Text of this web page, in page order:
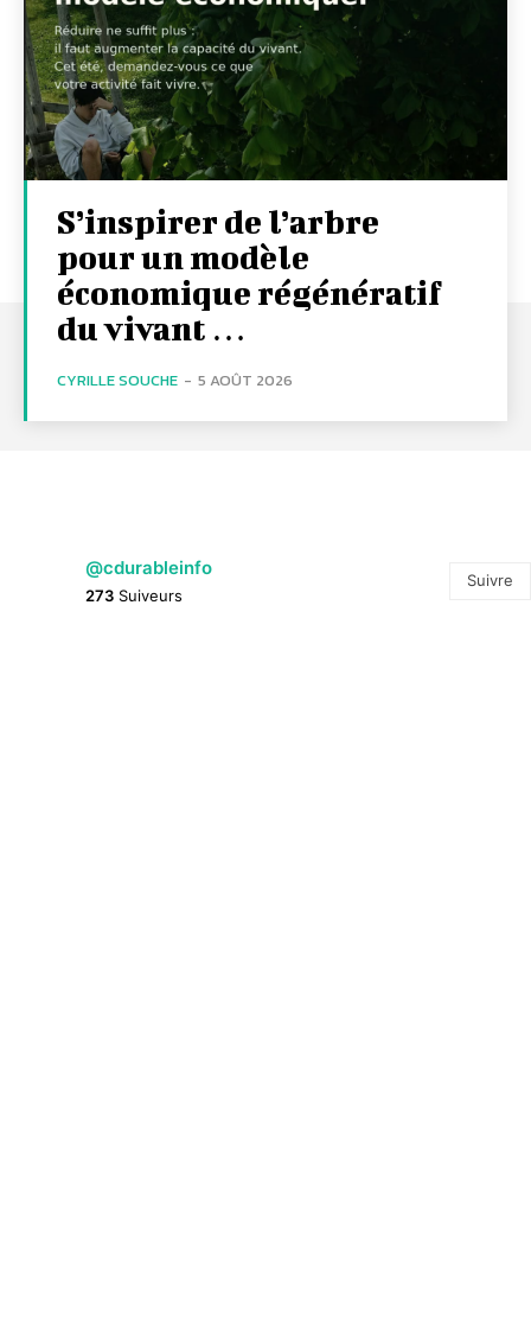
S’inspirer de l’arbre
pour un modèle
économique régénératif
du vivant …
CYRILLE SOUCHE - 5 AOÛT 2026
@cdurableinfo
273 Suiveurs
Suivre